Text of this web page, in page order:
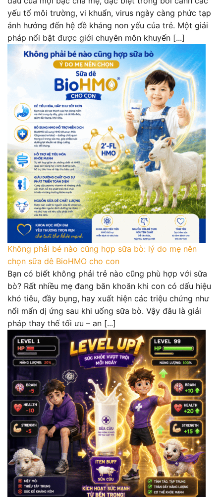
yếu tố môi trường, vi khuẩn, virus ngày càng phức tạp
ảnh hưởng đến hệ đề kháng non yếu của trẻ. Một giải
pháp nổi bật được giới chuyên môn khuyến [...]
Không phải bé nào cũng hợp sữa bò: lý do mẹ nên
chọn sữa dê BioHMO cho con
Bạn có biết không phải trẻ nào cũng phù hợp với sữa
bò? Rất nhiều mẹ đang băn khoăn khi con có dấu hiệu
khó tiêu, đầy bụng, hay xuất hiện các triệu chứng như
nổi mẩn dị ứng sau khi uống sữa bò. Vậy đâu là giải
pháp thay thế tối ưu – an [...]